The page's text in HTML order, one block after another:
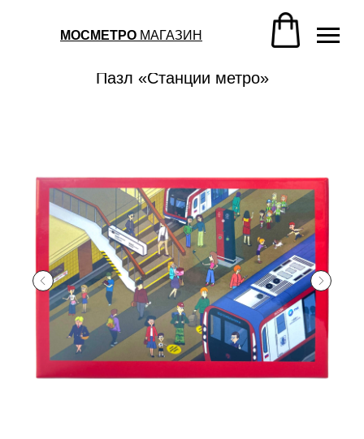
МОСМЕТРО МАГАЗИН
Пазл «Станции метро»
Пазл «Станции метро»